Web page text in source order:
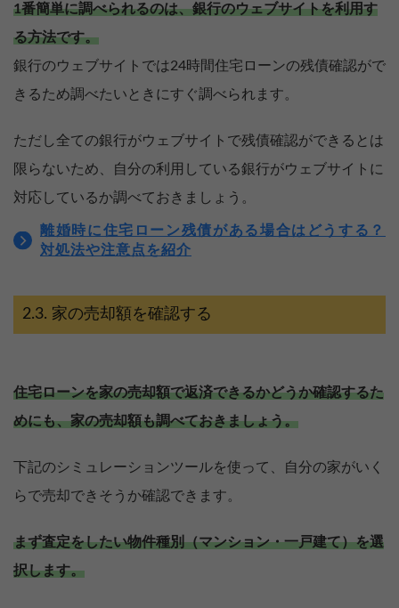
1番簡単に調べられるのは、銀行のウェブサイトを利用す
る方法です。
銀行のウェブサイトでは24時間住宅ローンの残債確認がで
きるため調べたいときにすぐ調べられます。
ただし全ての銀行がウェブサイトで残債確認ができるとは
限らないため、自分の利用している銀行がウェブサイトに
対応しているか調べておきましょう。
離婚時に住宅ローン残債がある場合はどうする？
対処法や注意点を紹介
家の売却額を確認する
住宅ローンを家の売却額で返済できるかどうか確認するた
めにも、家の売却額も調べておきましょう。
下記のシミュレーションツールを使って、自分の家がいく
らで売却できそうか確認できます。
まず査定をしたい物件種別（マンション・一戸建て）を選
択します。